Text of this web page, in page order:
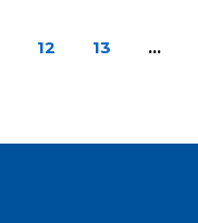
12 13 …